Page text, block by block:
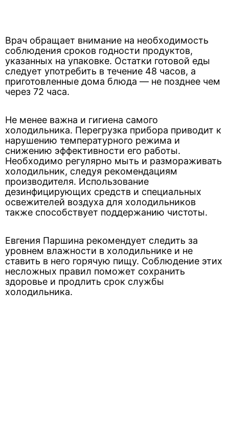
Врач обращает внимание на необходимость
соблюдения сроков годности продуктов,
указанных на упаковке. Остатки готовой еды
следует употребить в течение 48 часов, а
приготовленные дома блюда — не позднее чем
через 72 часа.
Не менее важна и гигиена самого
холодильника. Перегрузка прибора приводит к
нарушению температурного режима и
снижению эффективности его работы.
Необходимо регулярно мыть и размораживать
холодильник, следуя рекомендациям
производителя. Использование
дезинфицирующих средств и специальных
освежителей воздуха для холодильников
также способствует поддержанию чистоты.
Евгения Паршина рекомендует следить за
уровнем влажности в холодильнике и не
ставить в него горячую пищу. Соблюдение этих
несложных правил поможет сохранить
здоровье и продлить срок службы
холодильника.